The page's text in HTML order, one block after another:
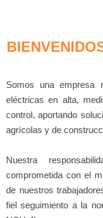
Somos una empresa
eléctricas en alta,
control, aportando
agrícolas y de
Nuestra
comprometida con el
de nuestros
fiel seguimiento a la